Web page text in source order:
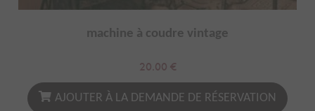
machine à coudre vintage
20.00 €
AJOUTER À LA DEMANDE DE RÉSERVATION